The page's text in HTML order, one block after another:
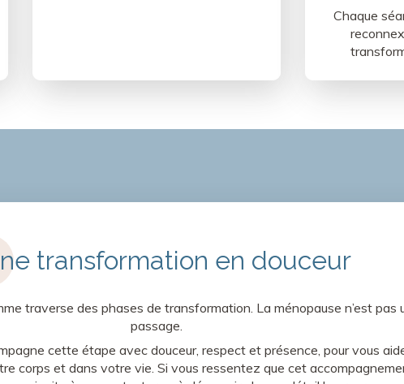
Chaque
transformation en douceur
traverse des phases de transformation. La ménopause n’est pas
passage.
cette étape avec douceur, respect et présence, pour vous
corps et dans votre vie. Si vous ressentez que cet